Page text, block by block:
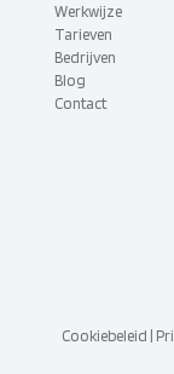
Werkwijze
Tarieven
Bedrijven
Blog
Contact
Cookiebeleid |